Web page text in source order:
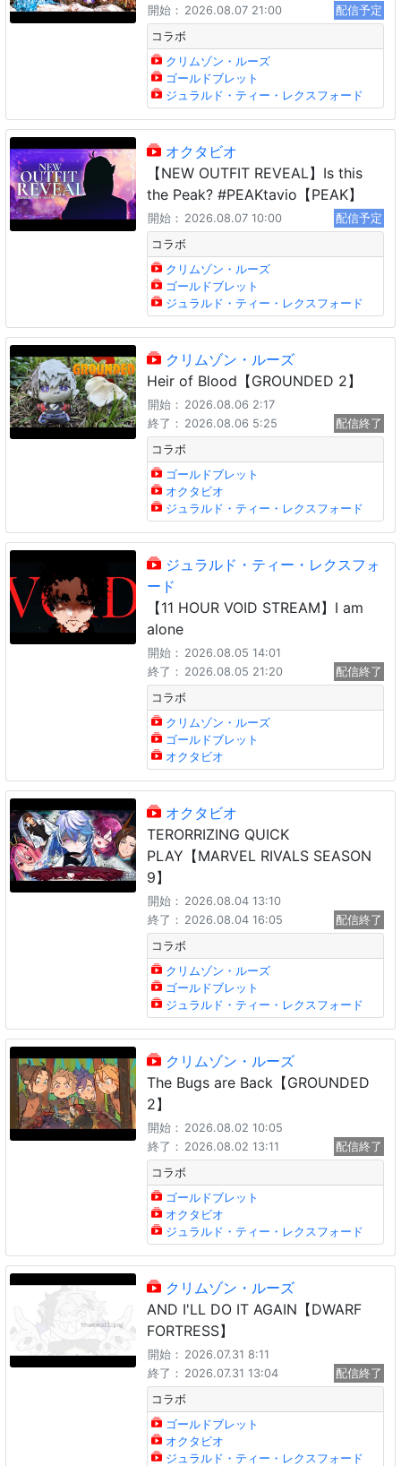
開始： 2026.08.07 21:00
配信予定
コラボ
クリムゾン・ルーズ
ゴールドブレット
ジュラルド・ティー・レクスフォード
オクタビオ
【NEW OUTFIT REVEAL】Is this
the Peak? #PEAKtavio【PEAK】
開始： 2026.08.07 10:00
配信予定
コラボ
クリムゾン・ルーズ
ゴールドブレット
ジュラルド・ティー・レクスフォード
クリムゾン・ルーズ
Heir of Blood【GROUNDED 2】
開始： 2026.08.06 2:17
終了： 2026.08.06 5:25
配信終了
コラボ
ゴールドブレット
オクタビオ
ジュラルド・ティー・レクスフォード
ジュラルド・ティー・レクスフォ
ード
【11 HOUR VOID STREAM】I am
alone
開始： 2026.08.05 14:01
終了： 2026.08.05 21:20
配信終了
コラボ
クリムゾン・ルーズ
ゴールドブレット
オクタビオ
オクタビオ
TERORRIZING QUICK
PLAY【MARVEL RIVALS SEASON
9】
開始： 2026.08.04 13:10
終了： 2026.08.04 16:05
配信終了
コラボ
クリムゾン・ルーズ
ゴールドブレット
ジュラルド・ティー・レクスフォード
クリムゾン・ルーズ
The Bugs are Back【GROUNDED
2】
開始： 2026.08.02 10:05
終了： 2026.08.02 13:11
配信終了
コラボ
ゴールドブレット
オクタビオ
ジュラルド・ティー・レクスフォード
クリムゾン・ルーズ
AND I'LL DO IT AGAIN【DWARF
FORTRESS】
開始： 2026.07.31 8:11
終了： 2026.07.31 13:04
配信終了
コラボ
ゴールドブレット
オクタビオ
ジュラルド・ティー・レクスフォード